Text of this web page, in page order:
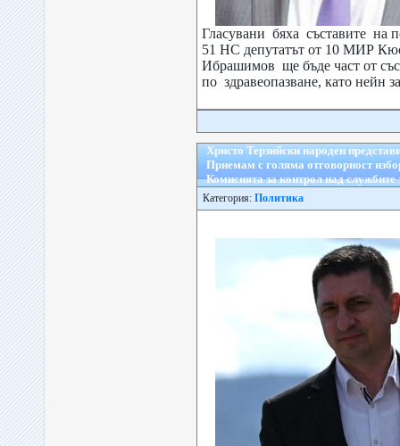
Гласувани бяха съставите на
51 НС депутатът от 10 МИР
Ибрашимов ще бъде част от
по здравеопазване, като нейн
Христо Терзийски народен
Приемам с голяма отговорност
Комисията за контрол над службите
Категория: Политика